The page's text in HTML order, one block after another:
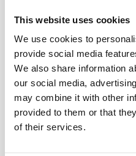
This website uses cookies
We use cookies to
provide social media
We also share information
our social media,
may combine it with other
provided to them or that
of their services.
Karin skapade hemmet
Larssons kända
design och
moderna och före sin
Larsson-gårdens stora
och trendsättande stil